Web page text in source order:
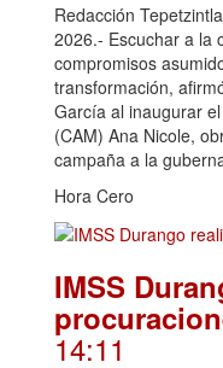
Redacción
2026.- Escuchar a la
compromisos
transformación,
García al inaugurar
(CAM) Ana Nicole,
campaña a la
Hora Cero
IMSS
14:11